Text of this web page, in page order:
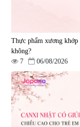
Viên nang hỗ trợ điều trị
& chống suy mòn khối cơ
Okinawa Fucoidan Gold
viên
3.850.000 đ
Thực phẩm xương khớp
không?
7
06/08/2026